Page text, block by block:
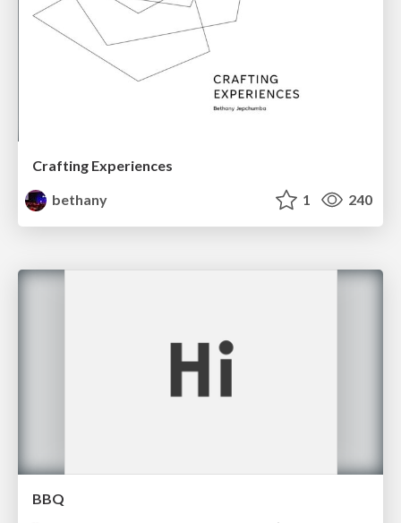
Crafting Experiences
bethany
1 240
BBQ